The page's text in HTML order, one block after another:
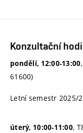
Konzultační
pondělí, 12:00-13:00
61600)
Letní semestr 2025/
úterý, 10:00-11:00,